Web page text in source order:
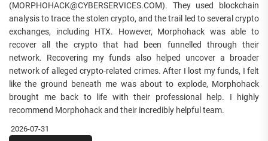
(MORPHOHACK@CYBERSERVICES.COM). They used blockchain
analysis to trace the stolen crypto, and the trail led to several crypto
exchanges, including HTX. However, Morphohack was able to
recover all the crypto that had been funnelled through their
network. Recovering my funds also helped uncover a broader
network of alleged crypto-related crimes. After I lost my funds, I felt
like the ground beneath me was about to explode, Morphohack
brought me back to life with their professional help. I highly
recommend Morphohack and their incredibly helpful team.
2026-07-31